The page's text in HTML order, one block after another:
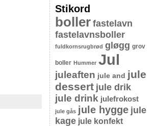
Stikord
boller fastelavn
fastelavnsboller
fuldkornsrugbrød gløgg grov
boller Hummer Jul
juleaften jule and jule
dessert jule drik
jule drink julefrokost
jule gås jule hygge jule
kage jule konfekt